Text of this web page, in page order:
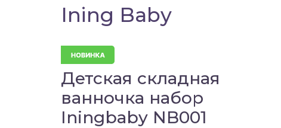
Ining Baby
Детская складная
ванночка набор
Iningbaby NB001